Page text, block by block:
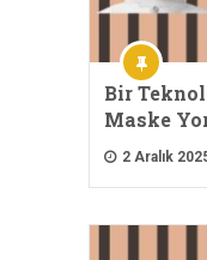
Bir
Maske
2 Aralık